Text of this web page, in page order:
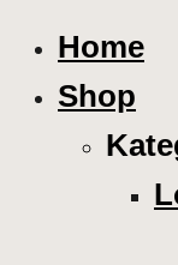
Home
Shop